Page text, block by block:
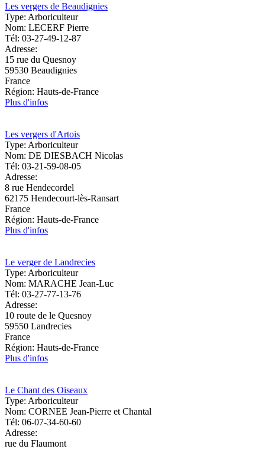
Les vergers de Beaudignies
Type: Arboriculteur
Nom: LECERF Pierre
Tél: 03-27-49-12-87
Adresse:
15 rue du Quesnoy
59530 Beaudignies
France
Région: Hauts-de-France
Plus d'infos
Les vergers d'Artois
Type: Arboriculteur
Nom: DE DIESBACH Nicolas
Tél: 03-21-59-08-05
Adresse:
8 rue Hendecordel
62175 Hendecourt-lès-Ransart
France
Région: Hauts-de-France
Plus d'infos
Le verger de Landrecies
Type: Arboriculteur
Nom: MARACHE Jean-Luc
Tél: 03-27-77-13-76
Adresse:
10 route de le Quesnoy
59550 Landrecies
France
Région: Hauts-de-France
Plus d'infos
Le Chant des Oiseaux
Type: Arboriculteur
Nom: CORNEE Jean-Pierre et Chantal
Tél: 06-07-34-60-60
Adresse:
rue du Flaumont